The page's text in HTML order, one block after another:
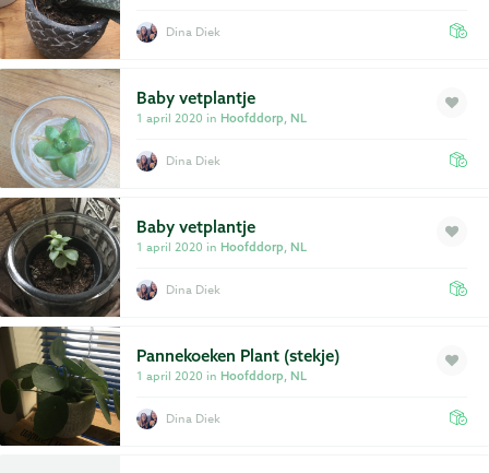
Dina Diek
Baby vetplantje
1 april 2020 in Hoofddorp, NL
Dina Diek
Baby vetplantje
1 april 2020 in Hoofddorp, NL
Dina Diek
Pannekoeken Plant (stekje)
1 april 2020 in Hoofddorp, NL
Dina Diek